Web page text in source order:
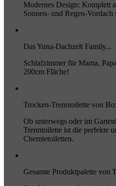
Modernes Design: Komplett
Sonnen- und Regen-
Das Yuna-Dachzelt Family...
Schlafzimmer für Mama,
200cm Fläche!
Trocken-Trenntoilette von
Ob unterwegs oder im
Trenntoilette ist die perfekte
Chemietoiletten.
Gesamte Produktpalette von